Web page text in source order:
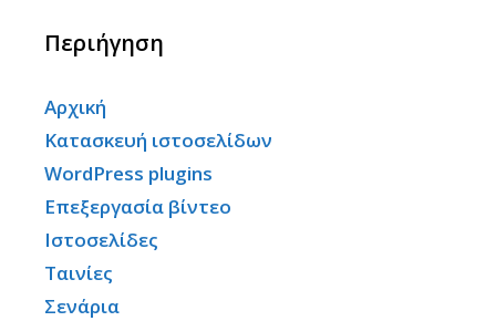
Περιήγηση
Αρχική
Κατασκευή ιστοσελίδων
WordPress plugins
Επεξεργασία βίντεο
Ιστοσελίδες
Ταινίες
Σενάρια